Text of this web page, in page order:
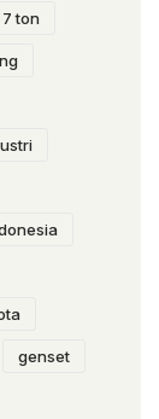
ton
genset